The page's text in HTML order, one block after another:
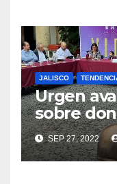
JALISCO
Urgen
sobre
en Jalisco.
SEP 27, 2022